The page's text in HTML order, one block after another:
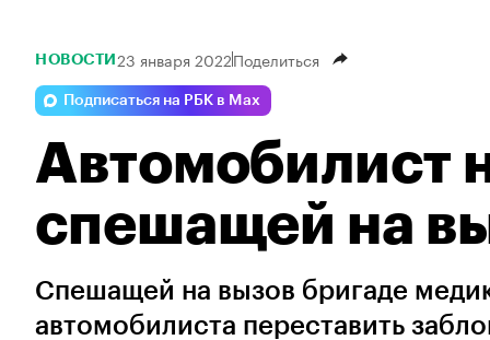
НОВОСТИ 23 января 2022Поделиться
Подписаться на РБК в Max
Автомобилист
спешащей на
Спешащей на вызов бригаде
автомобилиста переставить